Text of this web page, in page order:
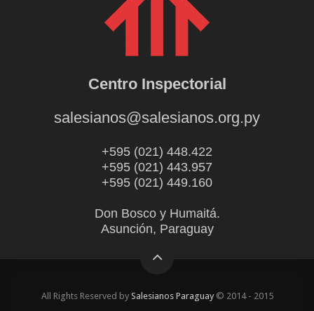
Centro Inspectorial
salesianos@salesianos.org.py
+595 (021) 448.422
+595 (021) 443.957
+595 (021) 449.160
Don Bosco y Humaitá.
Asunción, Paraguay
All Rights Reserved by Salesianos Paraguay© 2014 - 2015